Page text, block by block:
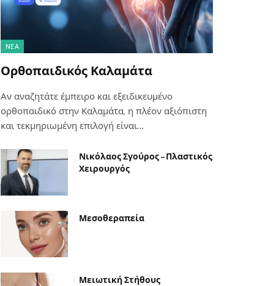
NΈΑ
Ορθοπαιδικός Καλαμάτα
Αν αναζητάτε έμπειρο και εξειδικευμένο
ορθοπαιδικό στην Καλαμάτα, η πλέον αξιόπιστη
και τεκμηριωμένη επιλογή είναι…
Νικόλαος Σγούρος – Πλαστικός
Χειρουργός
Μεσοθεραπεία
Μειωτική Στήθους